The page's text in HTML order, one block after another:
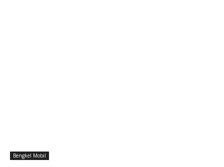
Bengkel Mobil